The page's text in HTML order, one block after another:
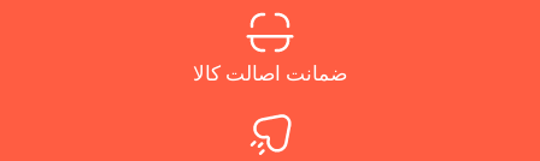
ضمانت اصالت کالا